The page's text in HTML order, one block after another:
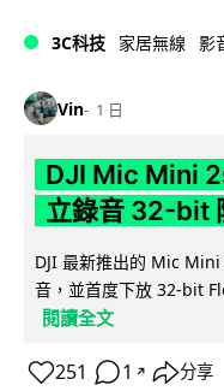
3C科技 家居無線 影
Vin 1 日
DJI Mic Mini
立錄音 32-bit
DJI 最新推出的 Mic
音，並首度下放 32-bit
閱讀全文
251 1 ↗ 分享